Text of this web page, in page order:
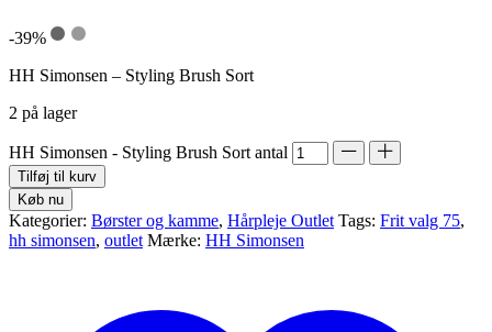
-39%
HH Simonsen – Styling Brush Sort
2 på lager
HH Simonsen - Styling Brush Sort antal
Tilføj til kurv
Køb nu
Kategorier: Børster og kamme, Hårpleje Outlet Tags: Frit valg 75,
hh simonsen, outlet Mærke: HH Simonsen